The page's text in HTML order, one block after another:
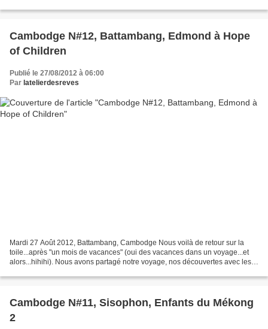
Cambodge N#12, Battambang, Edmond à Hope
of Children
Publié le 27/08/2012 à 06:00
Par latelierdesreves
Mardi 27 Août 2012, Battambang, Cambodge Nous voilà de retour sur la
toile...après "un mois de vacances" (oui des vacances dans un voyage...et
alors...hihihi). Nous avons partagé notre voyage, nos découvertes avec les
Cambodge N#11, Sisophon, Enfants du Mékong
2